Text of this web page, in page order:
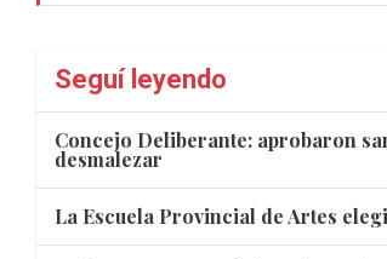
Seguí leyendo
Concejo Deliberante: aprobaron
desmalezar
La Escuela Provincial de Artes